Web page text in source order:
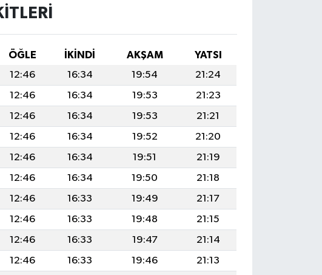
ÖĞLE İKINDI AKŞAM
YATSI
12:46 16:34 19:54
21:24
12:46 16:34 19:53
21:23
12:46 16:34 19:53
21:21
12:46 16:34 19:52
21:20
12:46 16:34 19:51
21:19
12:46 16:34 19:50
21:18
12:46 16:33 19:49
21:17
12:46 16:33 19:48
21:15
12:46 16:33 19:47
21:14
12:46 16:33 19:46
21:13